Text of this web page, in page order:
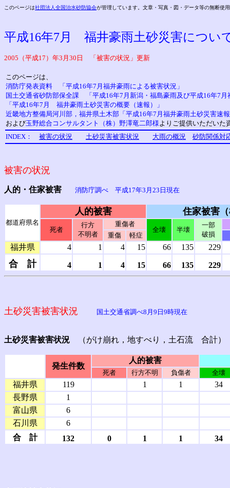
このページは社団法人全国治水砂防協会が管理しています。文章・写真・図・データ等の無断使
平成16年7月 福井豪雨土砂災害につい
2005（平成17）年3月30日 「被害の状況」更新
このページは、
消防庁発表資料 「平成16年7月福井豪雨による被害状況」
国土交通省砂防部保全課 「平成16年7月新潟・福島豪雨及び平成16年7
「平成16年7月 福井豪雨土砂災害の概要（速報）」
近畿地方整備局河川部，福井県土木部「平成16年7月福井豪雨土砂災害速
および玉野総合コンサルタント（株）野澤竜二郎様よりご提供いただいた
INDEX：
被害の状況 土砂災害被害状況 大雨の概況 砂防関係対
被害の状況
人的・住家被害 消防庁調べ 平成17年3月23日現在
都道府県名
人的被害 住家被害
死者
行方
不明者
重傷者
全壊 半壊
一部
破損
重傷 軽症
福井県 4 1 4 15 66 135 229
合 計 4 1 4 15 66 135 229
土砂災害被害状況 国土交通省調べ8月9日9時現在
土砂災害被害状況 （がけ崩れ，地すべり，土石流 合計）
発生件数
人的被害
死者 行方不明 負傷者 全壊
福井県 119 1 1
34
長野県
1
富山県
6
石川県
6
合 計
132 0 1 1 34